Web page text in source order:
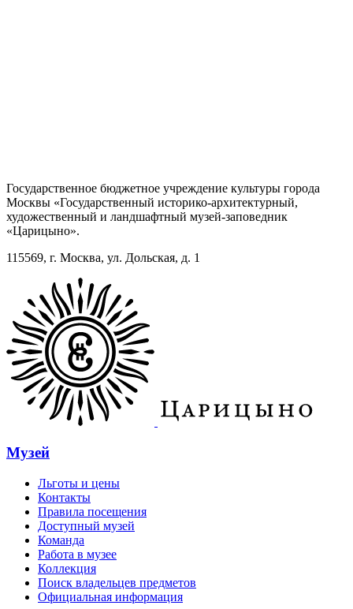
Государственное бюджетное учреждение культуры города
Москвы «Государственный историко-архитектурный,
художественный и ландшафтный музей-заповедник
«Царицыно».
115569, г. Москва, ул. Дольская, д. 1
Музей
Льготы и цены
Контакты
Правила посещения
Доступный музей
Команда
Работа в музее
Коллекция
Поиск владельцев предметов
Официальная информация